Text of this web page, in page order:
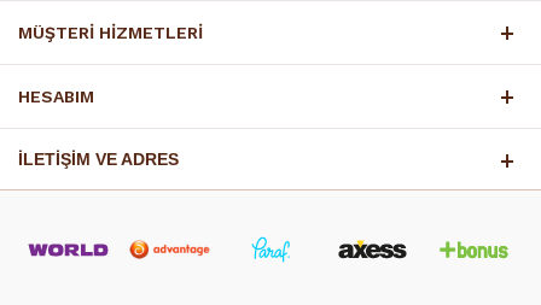
MÜŞTERİ HİZMETLERİ
HESABIM
İLETİŞİM VE ADRES